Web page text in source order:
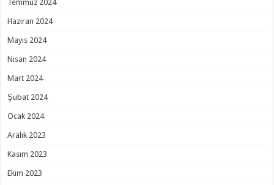
Temmuz 2024
Haziran 2024
Mayıs 2024
Nisan 2024
Mart 2024
Şubat 2024
Ocak 2024
Aralık 2023
Kasım 2023
Ekim 2023